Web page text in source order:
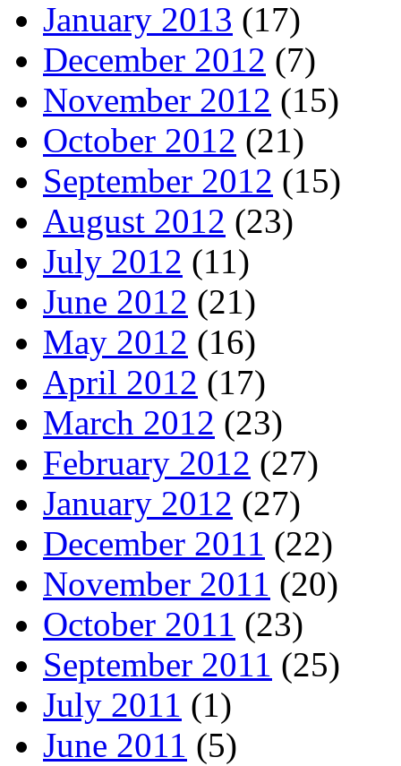
January 2013 (17)
December 2012 (7)
November 2012 (15)
October 2012 (21)
September 2012 (15)
August 2012 (23)
July 2012 (11)
June 2012 (21)
May 2012 (16)
April 2012 (17)
March 2012 (23)
February 2012 (27)
January 2012 (27)
December 2011 (22)
November 2011 (20)
October 2011 (23)
September 2011 (25)
July 2011 (1)
June 2011 (5)